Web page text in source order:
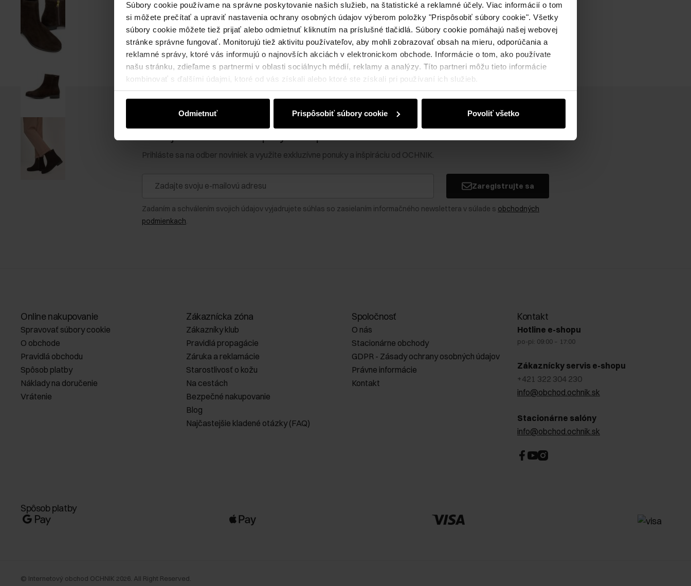
Súbory cookie používame na správne poskytovanie našich služieb, na štatistické a reklamné účely. Viac informácií o tom
si môžete prečítať a upraviť nastavenia ochrany osobných údajov výberom položky "Prispôsobiť súbory cookie". Všetky
súbory cookie môžete tiež prijať alebo odmietnuť kliknutím na príslušné tlačidlá. Súbory cookie pomáhajú našej webovej
stránke správne fungovať. Monitorujú tiež aktivitu používateľov, aby mohli zobrazovať obsah na mieru, odporúčania a
reklamné správy, ktoré vás informujú o najnovších akciách v elektronickom obchode. Informácie o tom, ako používate
našu stránku, zdieľame s partnermi v oblasti sociálnych médií, reklamy a analýzy. Títo partneri môžu tieto informácie
kombinovať s ďalšími údajmi, ktoré od vás získali alebo ktoré ste získali pri používaní ich služieb.
Odmietnuť Prispôsobiť súbory cookie Povoliť všetko
Prihláste sa na odber noviniek a využite exkluzívne ponuky a inšpiráciu od OCHNIK.
Zaregistrujte sa
Zadaním a schválením svojich údajov vyjadrujete súhlas so zasielaním informačného newslettera v súlade s obchodných
podmienkach.
Online nakupovanie
Spravovať súbory cookie
O obchode
Pravidlá obchodu
Spôsob platby
Náklady na doručenie
Vrátenie
Zákaznícka zóna
Zákazníky klub
Pravidlá propagácie
Záruka a reklamácie
Starostlivosť o kožu
Na cestách
Bezpečné nakupovanie
Blog
Najčastejšie kladené otázky (FAQ)
Spoločnosť
O nás
Stacionárne obchody
GDPR - Zásady ochrany osobných údajov
Právne informácie
Kontakt
Kontakt
Hotline e-shopu
po-pi: 09:00 – 17:00
Zákaznícky servis e-shopu
+421 322 304 230
info@obchod.ochnik.sk
Stacionárne salóny
info@obchod.ochnik.sk
Spôsob platby
© Internetový obchod OCHNIK 2026 . All Right Reserved.